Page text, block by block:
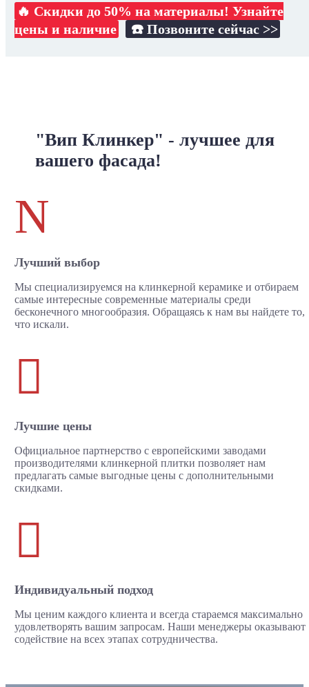
🔥 Скидки до 50% на материалы! Узнайте
цены и наличие
☎️ Позвоните сейчас >>
"Вип Клинкер" - лучшее для
вашего фасада!
N
Лучший выбор
Мы специализируемся на клинкерной керамике и отбираем
самые интересные современные материалы среди
бесконечного многообразия. Обращаясь к нам вы найдете то,
что искали.

Лучшие цены
Официальное партнерство с европейскими заводами
производителями клинкерной плитки позволяет нам
предлагать самые выгодные цены с дополнительными
скидками.

Индивидуальный подход
Мы ценим каждого клиента и всегда стараемся максимально
удовлетворять вашим запросам. Наши менеджеры оказывают
содействие на всех этапах сотрудничества.